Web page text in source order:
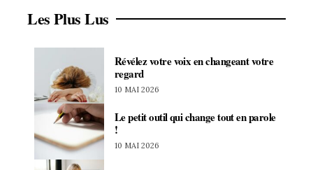
Les Plus Lus
Révélez votre voix en changeant votre
regard
10 MAI 2026
Le petit outil qui change tout en parole
!
10 MAI 2026